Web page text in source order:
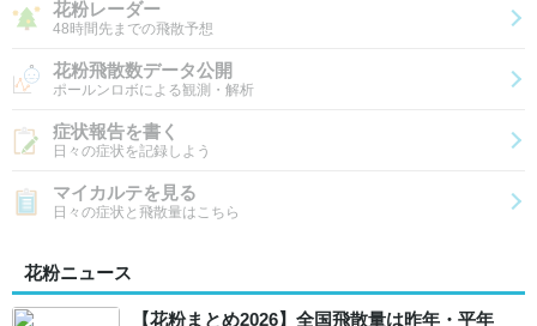
花粉レーダー
48時間先までの飛散予想
花粉飛散数データ公開
ポールンロボによる観測・解析
症状報告を書く
日々の症状を記録しよう
マイカルテを見る
日々の症状と飛散量はこちら
花粉ニュース
【花粉まとめ2026】全国飛散量は昨年・平年